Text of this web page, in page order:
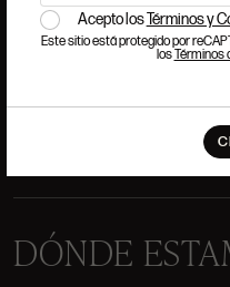
Acepto losTérminos y
Este sitio está protegido por
losTérminos
JOYERÍA
SUBASTAS
DÓNDE